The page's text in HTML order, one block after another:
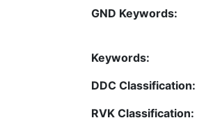
GND Keywords:
Keywords:
DDC Classification:
RVK Classification: